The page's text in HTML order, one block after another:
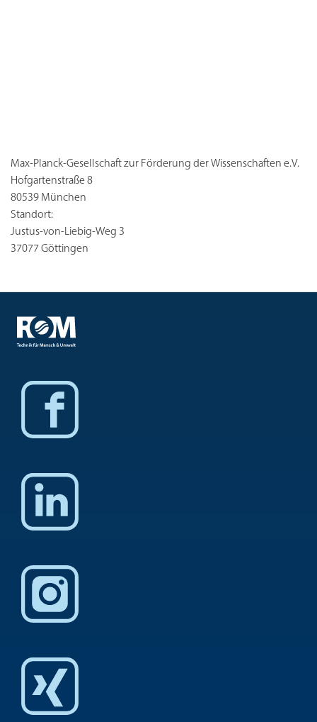
Max-Planck-Gesellschaft zur Förderung der Wissenschaften e.V.
Hofgartenstraße 8
80539 München
Standort:
Justus-von-Liebig-Weg 3
37077 Göttingen